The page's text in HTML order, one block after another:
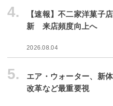
4.
【速報】不二家洋菓子
新 来店頻度向上へ
2026.08.04
5.
エア・ウォーター、新
改革など最重要視